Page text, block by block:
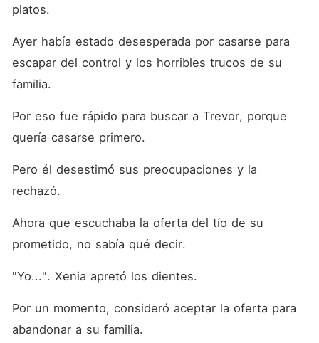
platos.
Ayer había estado desesperada por casarse para
escapar del control y los horribles trucos de su
familia.
Por eso fue rápido para buscar a Trevor, porque
quería casarse primero.
Pero él desestimó sus preocupaciones y la
rechazó.
Ahora que escuchaba la oferta del tío de su
prometido, no sabía qué decir.
"Yo...". Xenia apretó los dientes.
Por un momento, consideró aceptar la oferta para
abandonar a su familia.